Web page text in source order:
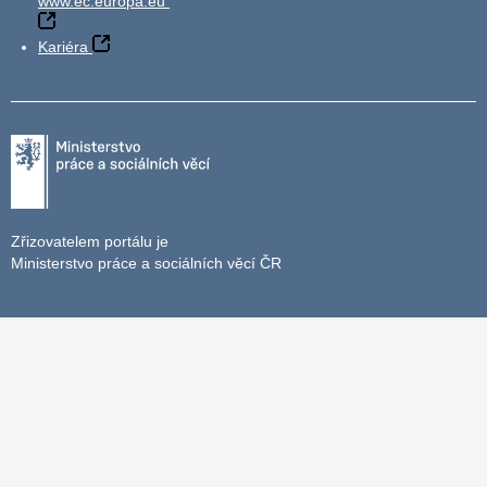
Kariéra
Zřizovatelem portálu je
Ministerstvo práce a sociálních věcí ČR